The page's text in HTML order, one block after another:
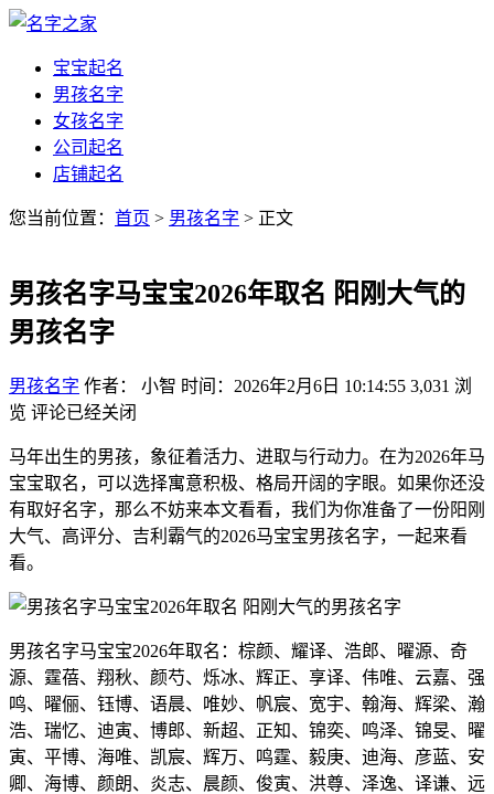
宝宝起名
男孩名字
女孩名字
公司起名
店铺起名
您当前位置： 首页 > 男孩名字 > 正文
男孩名字马宝宝2026年取名 阳刚大气的
男孩名字
男孩名字 作者： 小智 时间：2026年2月6日 10:14:55 3,031 浏
览 评论已经关闭
马年出生的男孩，象征着活力、进取与行动力。在为2026年马
宝宝取名，可以选择寓意积极、格局开阔的字眼。如果你还没
有取好名字，那么不妨来本文看看，我们为你准备了一份阳刚
大气、高评分、吉利霸气的2026马宝宝男孩名字，一起来看
看。
男孩名字马宝宝2026年取名：棕颜、耀译、浩郎、曜源、奇
源、霆蓓、翔秋、颜芍、烁冰、辉正、享译、伟唯、云嘉、强
鸣、曜俪、钰博、语晨、唯妙、帆宸、宽宇、翰海、辉梁、瀚
浩、瑞忆、迪寅、博郎、新超、正知、锦奕、鸣泽、锦旻、曜
寅、平博、海唯、凯宸、辉万、鸣霆、毅庚、迪海、彦蓝、安
卿、海博、颜朗、炎志、晨颜、俊寅、洪尊、泽逸、译谦、远